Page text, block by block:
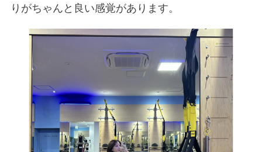
りがちゃんと良い感覚があります。